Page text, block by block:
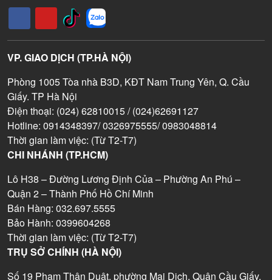
VP. GIAO DỊCH (TP.HÀ NỘI)
Phòng 1005 Tòa nhà B3D, KĐT Nam Trung Yên, Q. Cầu
Giấy. TP Hà Nội
Điện thoại: (024) 62810015 / (024)62691127
Hotline: 0914348397/ 0326975555/ 0983048814
Thời gian làm việc: (Từ T2-T7)
CHI NHÁNH (TP.HCM)
Lô H38 – Đường Lương Định Của – Phường An Phú –
Quận 2 – Thành Phố Hồ Chí Minh
Bán Hàng: 032.697.5555
Bảo Hành: 0399604268
Thời gian làm việc: (Từ T2-T7)
TRỤ SỞ CHÍNH (HÀ NỘI)
Số 19 Phạm Thận Duật, phường Mai Dịch, Quận Cầu Giấy,